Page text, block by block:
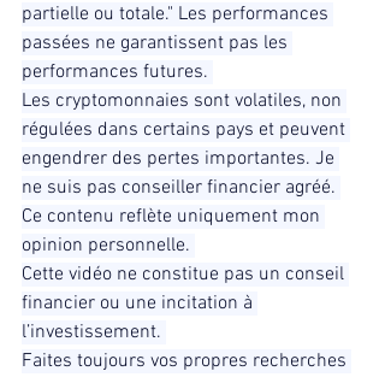
partielle ou totale." Les performances
passées ne garantissent pas les
performances futures.
Les cryptomonnaies sont volatiles, non
régulées dans certains pays et peuvent
engendrer des pertes importantes. Je
ne suis pas conseiller financier agréé.
Ce contenu reflète uniquement mon
opinion personnelle.
Cette vidéo ne constitue pas un conseil
financier ou une incitation à
l’investissement.
Faites toujours vos propres recherches